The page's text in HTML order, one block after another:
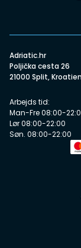
Adriatic.hr
Poljička cesta 26
21000 Split, Kroatien
Arbejds tid:
Man-Fre 08:00-
Lør 08:00-22:00
Søn. 08:00-22:00